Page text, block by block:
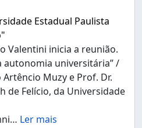
Estadual Paulista
Valentini inicia a reunião.
autonomia universitária” /
Artêncio Muzy e Prof. Dr.
de Felício, da Universidade
… Ler mais